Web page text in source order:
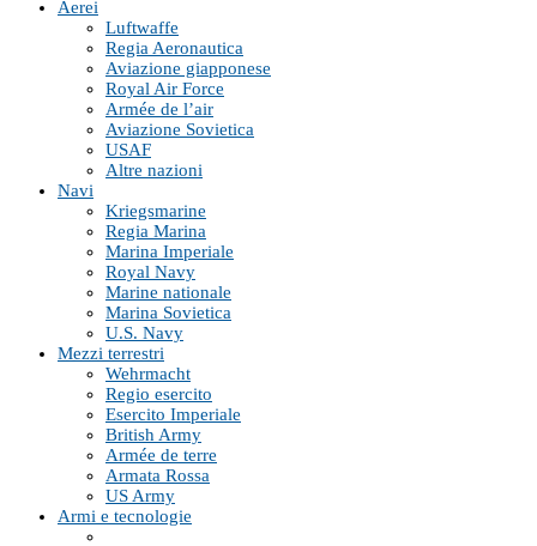
Aerei
Luftwaffe
Regia Aeronautica
Aviazione giapponese
Royal Air Force
Armée de l’air
Aviazione Sovietica
USAF
Altre nazioni
Navi
Kriegsmarine
Regia Marina
Marina Imperiale
Royal Navy
Marine nationale
Marina Sovietica
U.S. Navy
Mezzi terrestri
Wehrmacht
Regio esercito
Esercito Imperiale
British Army
Armée de terre
Armata Rossa
US Army
Armi e tecnologie